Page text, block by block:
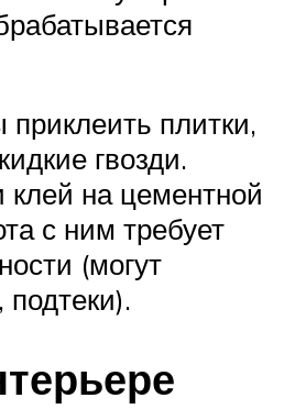
приклеить плитки,
гвозди.
клей на цементной
с ним требует
(могут
подтеки).